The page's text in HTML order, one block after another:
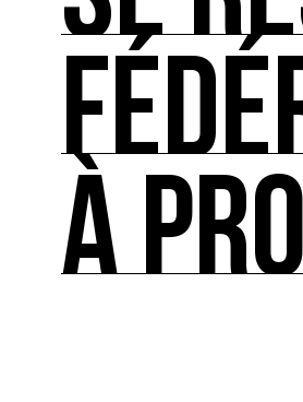
SE RESSOURCER
Les ressources
FÉDÉRER
Le répertoire des acteurs
À